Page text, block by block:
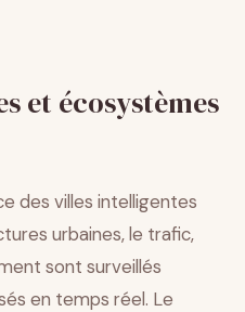
et écosystèmes
des villes intelligentes
urbaines, le trafic,
sont surveillés
en temps réel. Le